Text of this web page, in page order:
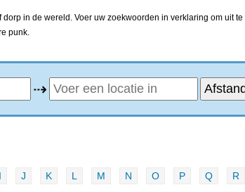
in de wereld. Voer uw zoekwoorden in verklaring om uit
punk.
⇢
I J K L M N O P Q R